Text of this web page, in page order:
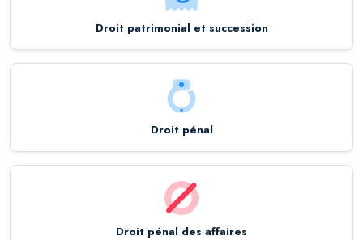
Droit patrimonial et succession
Droit pénal
Droit pénal des affaires